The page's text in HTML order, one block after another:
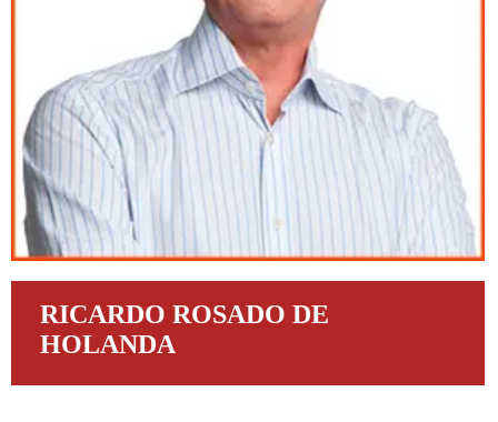
RICARDO ROSADO DE
HOLANDA